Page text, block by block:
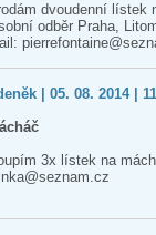
dvoudenní lístek
odběr Praha,
| 05. 08. 2014 |
3x lístek na